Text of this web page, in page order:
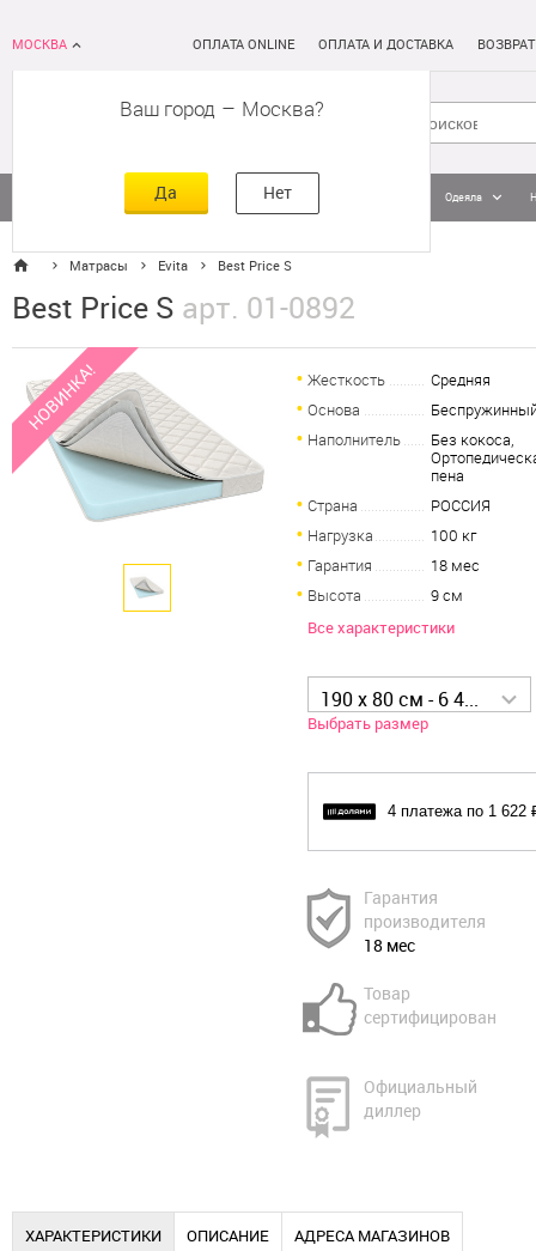
МОСКВА
Ваш город – Москва
Да Нет
ОПЛАТА ONLINE ОПЛАТА И ДОСТАВКА
Кровати Постельное белье Одеяла
Матрасы Evita Best Price S
Best Price S арт. 01-0892
НОВИНКА! Жесткость
Средняя
Основа
Наполнитель
Без кокоса,
пена
Страна
РОССИЯ
Нагрузка
100 кг
Гарантия
18 мес
Высота
9 см
Все характеристики
190 x 80 см - 6 488 р
Выбрать размер
4 платежа по 1 622
Гарантия
производителя
18 мес
Товар
сертифицирован
Официальный
диллер
ХАРАКТЕРИСТИКИ ОПИСАНИЕ АДРЕСА МАГАЗИНОВ